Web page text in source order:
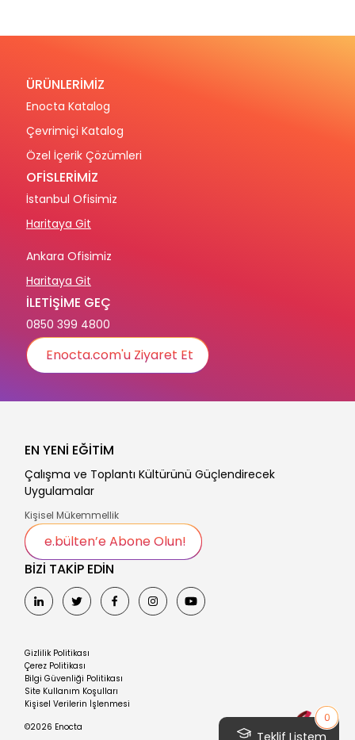
ÜRÜNLERİMİZ
Enocta Katalog
Çevrimiçi Katalog
Özel İçerik Çözümleri
OFİSLERİMİZ
İstanbul Ofisimiz
Haritaya Git
Ankara Ofisimiz
Haritaya Git
İLETİŞİME GEÇ
0850 399 4800
Enocta.com'u Ziyaret Et
BİZİ TAKİP EDİN
Gizlilik Politikası
Çerez Politikası
Bilgi Güvenliği Politikası
Site Kullanım Koşulları
Kişisel Verilerin İşlenmesi
EN YENİ EĞİTİM
Çalışma ve Toplantı Kültürünü Güçlendirecek
Uygulamalar
Kişisel Mükemmellik
e.bülten’e Abone Olun!
©2026 Enocta
Teklif Listem
0